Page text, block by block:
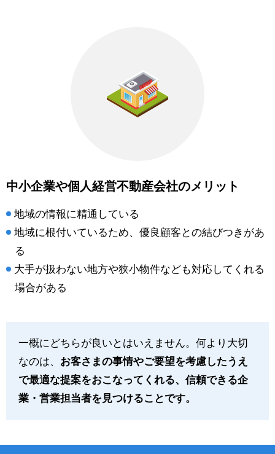
中小企業や個人経営不動産会社のメリット
地域の情報に精通している
地域に根付いているため、優良顧客との結びつきがあ
る
大手が扱わない地方や狭小物件なども対応してくれる
場合がある
一概にどちらが良いとはいえません。何より大切
なのは、 お客さまの事情やご要望を考慮したうえ
で最適な提案をおこなってくれる、信頼できる企
業・営業担当者を見つけることです。